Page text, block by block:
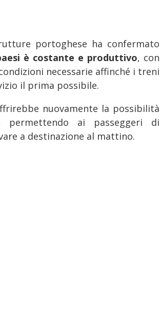
portoghese ha confermato
è costante e produttivo, con
necessarie affinché i treni
il prima possibile.
nuovamente la possibilità
permettendo ai passeggeri di
a destinazione al mattino.